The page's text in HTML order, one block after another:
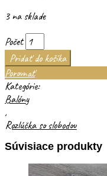
3 na sklade
Počet
Pridať do košíka
Porovnať
Kategórie:
Balóny
,
Rozlúčka so slobodou
Súvisiace produkty